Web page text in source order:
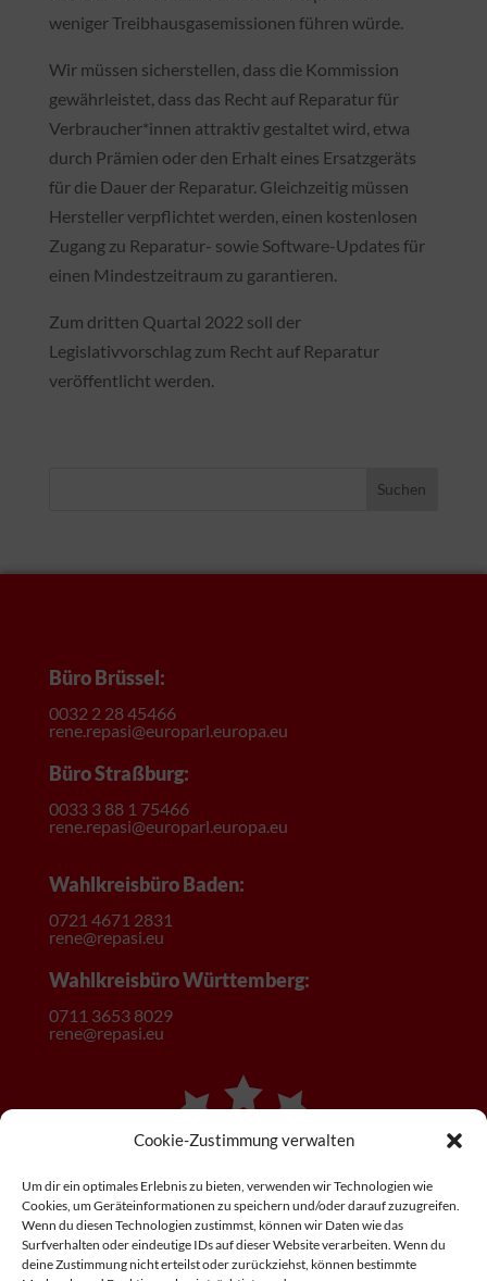
Cookie-Zustimmung verwalten
Um dir ein optimales Erlebnis zu bieten, verwenden wir Technologien wie
Cookies, um Geräteinformationen zu speichern und/oder darauf zuzugreifen.
Wenn du diesen Technologien zustimmst, können wir Daten wie das
Surfverhalten oder eindeutige IDs auf dieser Website verarbeiten. Wenn du
deine Zustimmung nicht erteilst oder zurückziehst, können bestimmte
weniger Treibhausgasemissionen führen würde.
Wir müssen sicherstellen, dass die Kommission
gewährleistet, dass das Recht auf Reparatur für
Verbraucher*innen attraktiv gestaltet wird, etwa
durch Prämien oder den Erhalt eines Ersatzgeräts
für die Dauer der Reparatur. Gleichzeitig müssen
Hersteller verpflichtet werden, einen kostenlosen
Zugang zu Reparatur- sowie Software-Updates für
einen Mindestzeitraum zu garantieren.
Zum dritten Quartal 2022 soll der
Legislativvorschlag zum Recht auf Reparatur
veröffentlicht werden.
Suchen
Büro Brüssel:
0032 2 28 45466
rene.repasi@europarl.europa.eu
Büro Straßburg:
0033 3 88 1 75466
rene.repasi@europarl.europa.eu
Wahlkreisbüro Baden:
0721 4671 2831
rene@repasi.eu
Wahlkreisbüro Württemberg:
0711 3653 8029
rene@repasi.eu